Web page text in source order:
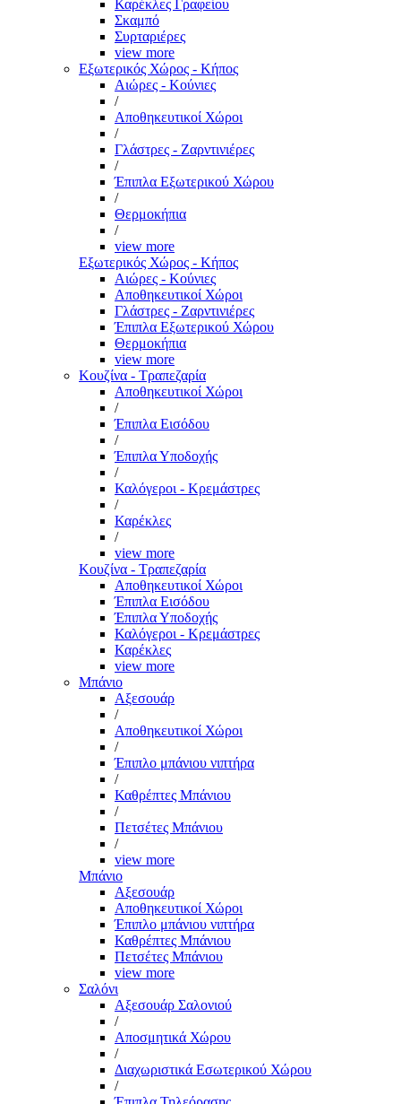
Καρέκλες Γραφείου
Σκαμπό
Συρταριέρες
view more
Εξωτερικός Χώρος - Κήπος
Αιώρες - Κούνιες
/
Αποθηκευτικοί Χώροι
/
Γλάστρες - Ζαρντινιέρες
/
Έπιπλα Εξωτερικού Χώρου
/
Θερμοκήπια
/
view more
Εξωτερικός Χώρος - Κήπος
Αιώρες - Κούνιες
Αποθηκευτικοί Χώροι
Γλάστρες - Ζαρντινιέρες
Έπιπλα Εξωτερικού Χώρου
Θερμοκήπια
view more
Κουζίνα - Τραπεζαρία
Αποθηκευτικοί Χώροι
/
Έπιπλα Εισόδου
/
Έπιπλα Υποδοχής
/
Καλόγεροι - Κρεμάστρες
/
Καρέκλες
/
view more
Κουζίνα - Τραπεζαρία
Αποθηκευτικοί Χώροι
Έπιπλα Εισόδου
Έπιπλα Υποδοχής
Καλόγεροι - Κρεμάστρες
Καρέκλες
view more
Μπάνιο
Αξεσουάρ
/
Αποθηκευτικοί Χώροι
/
Έπιπλο μπάνιου νιπτήρα
/
Καθρέπτες Μπάνιου
/
Πετσέτες Μπάνιου
/
view more
Μπάνιο
Αξεσουάρ
Αποθηκευτικοί Χώροι
Έπιπλο μπάνιου νιπτήρα
Καθρέπτες Μπάνιου
Πετσέτες Μπάνιου
view more
Σαλόνι
Αξεσουάρ Σαλονιού
/
Αποσμητικά Χώρου
/
Διαχωριστικά Εσωτερικού Χώρου
/